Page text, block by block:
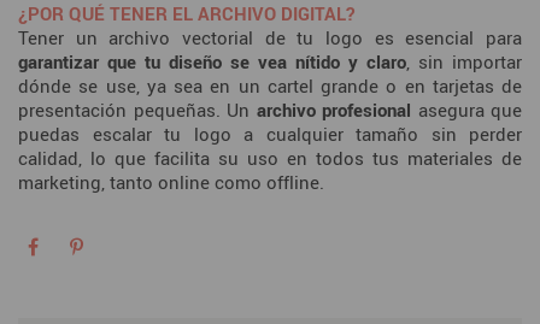
¿POR QUÉ TENER EL ARCHIVO DIGITAL?
Tener un archivo vectorial de tu logo es esencial para
garantizar que tu diseño se vea nítido y claro, sin importar
dónde se use, ya sea en un cartel grande o en tarjetas de
presentación pequeñas. Un archivo profesional asegura que
puedas escalar tu logo a cualquier tamaño sin perder
calidad, lo que facilita su uso en todos tus materiales de
marketing, tanto online como offline.